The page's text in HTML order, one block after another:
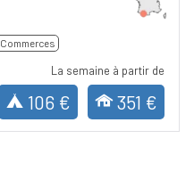
Commerces
La semaine à partir de
106 € 351 €